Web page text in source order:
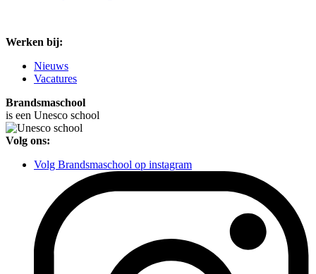
Werken bij:
Nieuws
Vacatures
Brandsmaschool
is een Unesco school
Volg ons:
Volg Brandsmaschool op instagram